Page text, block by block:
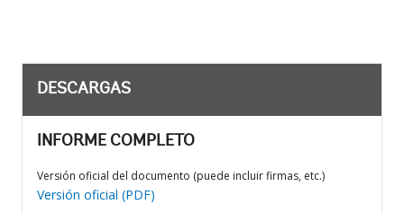
DESCARGAS
INFORME COMPLETO
Versión oficial del documento (puede incluir firmas, etc.)
Versión oficial (PDF)